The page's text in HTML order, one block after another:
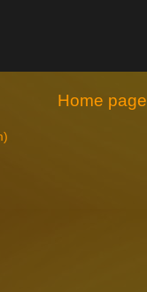
Home page